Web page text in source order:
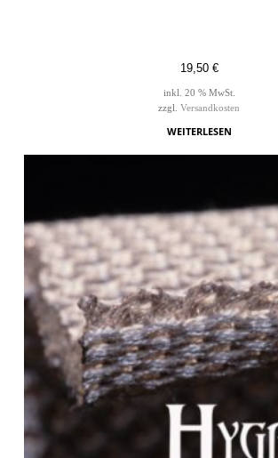
19,50 €
inkl. 20 % MwSt.
zzgl. Versandkosten
WEITERLESEN